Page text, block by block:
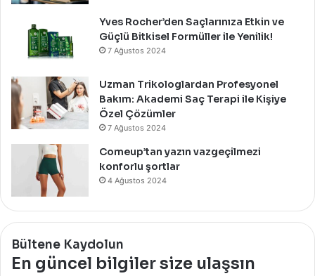
Yves Rocher’den Saçlarınıza Etkin ve
Güçlü Bitkisel Formüller ile Yenilik!
7 Ağustos 2024
Uzman Trikologlardan Profesyonel
Bakım: Akademi Saç Terapi ile Kişiye
Özel Çözümler
7 Ağustos 2024
Comeup’tan yazın vazgeçilmezi
konforlu şortlar
4 Ağustos 2024
Bültene Kaydolun
En güncel bilgiler size ulaşsın